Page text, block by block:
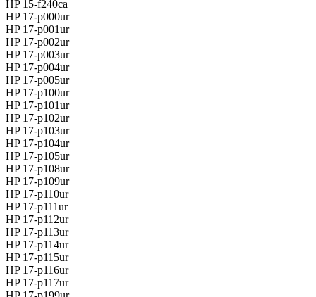
HP 15-f240ca
HP 17-p000ur
HP 17-p001ur
HP 17-p002ur
HP 17-p003ur
HP 17-p004ur
HP 17-p005ur
HP 17-p100ur
HP 17-p101ur
HP 17-p102ur
HP 17-p103ur
HP 17-p104ur
HP 17-p105ur
HP 17-p108ur
HP 17-p109ur
HP 17-p110ur
HP 17-p111ur
HP 17-p112ur
HP 17-p113ur
HP 17-p114ur
HP 17-p115ur
HP 17-p116ur
HP 17-p117ur